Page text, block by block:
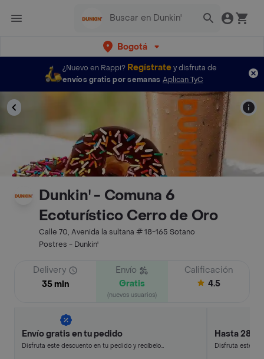
Bogotá
¿Nuevo en Rappi? Regístratey disfruta de
envíos gratis por semanas Aplican TyC
Dunkin' - Comuna 6
Ecoturístico Cerro de Oro
Calle 70, Avenida la sultana # 18-165 Sotano
Postres - Dunkin'
Delivery
35 min
Envío
Gratis
(nuevos usuarios)
Calificación
4.5
Envío gratis en tu pedido
Disfruta este descuento en tu pedido y recíbelo
Hasta 28%
Disfruta este